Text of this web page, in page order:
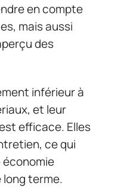
en compte
mais aussi
des
inférieur à
et leur
efficace. Elles
ce qui
terme.